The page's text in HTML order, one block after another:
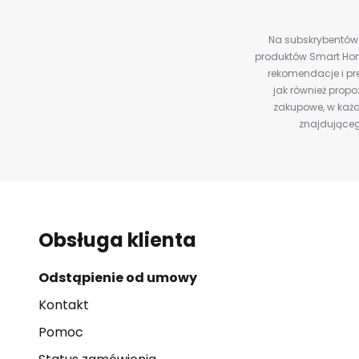
Na
produktów Smart
rekomendacje i
jak również
zakupowe, w
Obsługa klienta
Odstąpienie od umowy
Kontakt
Pomoc